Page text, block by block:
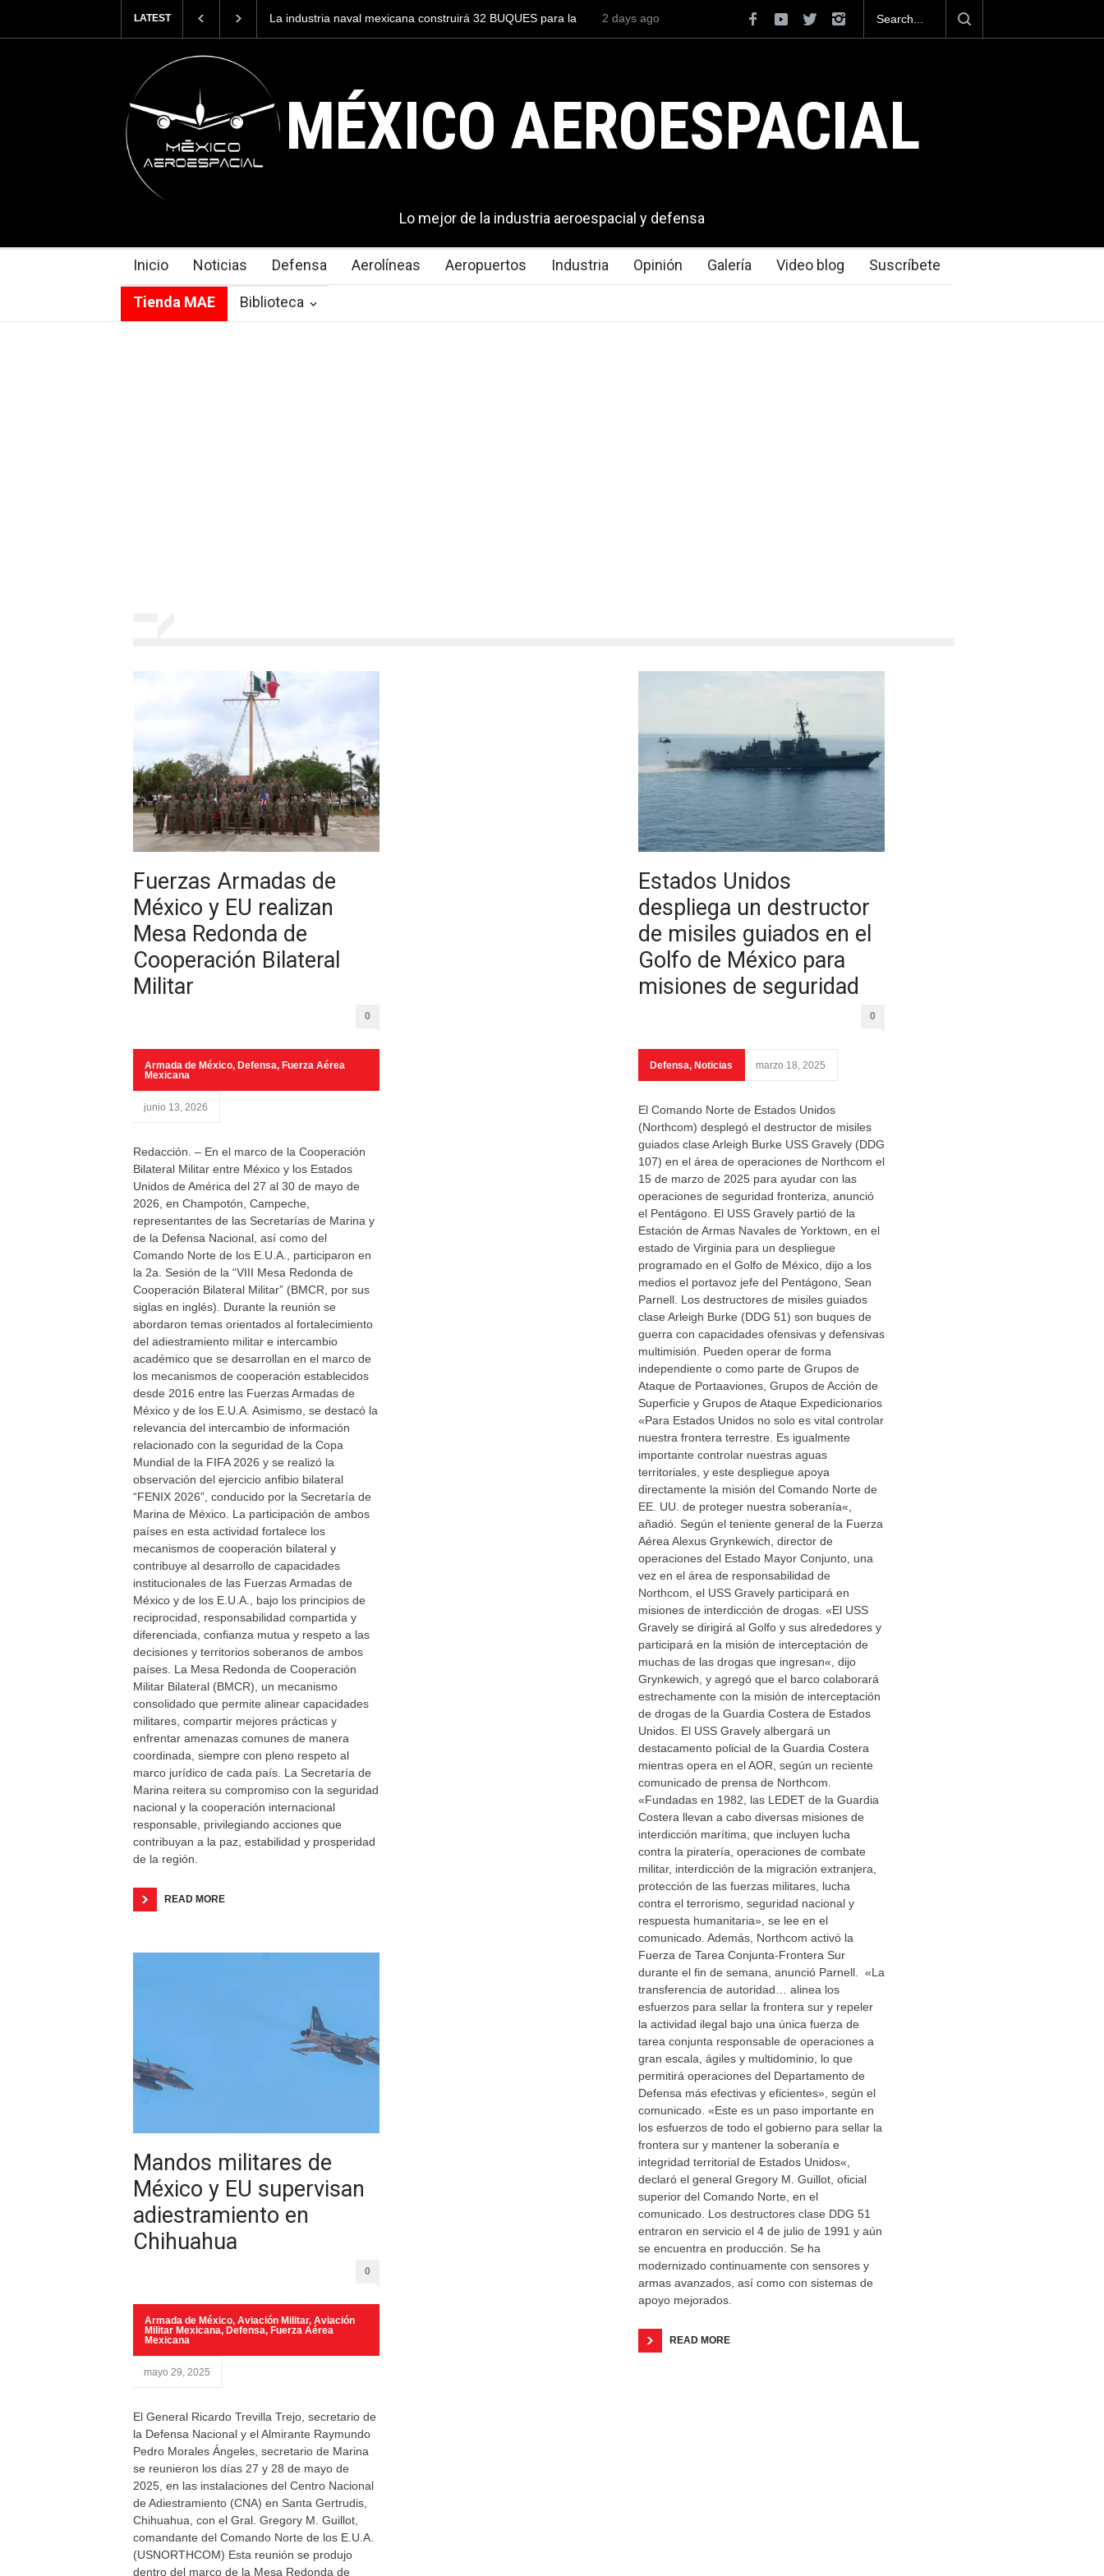
LATEST
naval mexicana construirá 32 BUQUES para la
Entrenar a un piloto para volar los nuevos C-130J mexicanos
México se posiciona como el cuarto exportador aeroespacial
del mundo, al superar los 13,600 millones de dólares en
exportaciones en el 2025.
2 days ago
MÉXICO AEROESPACIAL
Lo mejor de la industria aeroespacial y defensa
Inicio Noticias Defensa Aerolíneas Aeropuertos Industria Opinión Galería Video blog Suscríbete
Tienda MAE Biblioteca
Fuerzas Armadas de
México y EU realizan
Mesa Redonda de
Cooperación Bilateral
Militar
0
Armada de México, Defensa, Fuerza Aérea
Mexicana
junio 13, 2026
Redacción. – En el marco de la Cooperación
Bilateral Militar entre México y los Estados
Unidos de América del 27 al 30 de mayo de
2026, en Champotón, Campeche,
representantes de las Secretarías de Marina y
de la Defensa Nacional, así como del
Comando Norte de los E.U.A., participaron en
la 2a. Sesión de la “VIII Mesa Redonda de
Cooperación Bilateral Militar” (BMCR, por sus
siglas en inglés). Durante la reunión se
abordaron temas orientados al fortalecimiento
del adiestramiento militar e intercambio
académico que se desarrollan en el marco de
los mecanismos de cooperación establecidos
desde 2016 entre las Fuerzas Armadas de
México y de los E.U.A. Asimismo, se destacó la
relevancia del intercambio de información
relacionado con la seguridad de la Copa
Mundial de la FIFA 2026 y se realizó la
observación del ejercicio anfibio bilateral
“FENIX 2026”, conducido por la Secretaría de
Marina de México. La participación de ambos
países en esta actividad fortalece los
mecanismos de cooperación bilateral y
contribuye al desarrollo de capacidades
institucionales de las Fuerzas Armadas de
México y de los E.U.A., bajo los principios de
reciprocidad, responsabilidad compartida y
diferenciada, confianza mutua y respeto a las
decisiones y territorios soberanos de ambos
países. La Mesa Redonda de Cooperación
Militar Bilateral (BMCR), un mecanismo
consolidado que permite alinear capacidades
militares, compartir mejores prácticas y
enfrentar amenazas comunes de manera
coordinada, siempre con pleno respeto al
marco jurídico de cada país. La Secretaría de
Marina reitera su compromiso con la seguridad
nacional y la cooperación internacional
responsable, privilegiando acciones que
contribuyan a la paz, estabilidad y prosperidad
de la región.
READ MORE
Mandos militares de
México y EU supervisan
adiestramiento en
Chihuahua
0
Armada de México, Aviación Militar, Aviación
Militar Mexicana, Defensa, Fuerza Aérea
Mexicana
mayo 29, 2025
El General Ricardo Trevilla Trejo, secretario de
la Defensa Nacional y el Almirante Raymundo
Pedro Morales Ángeles, secretario de Marina
se reunieron los días 27 y 28 de mayo de
2025, en las instalaciones del Centro Nacional
de Adiestramiento (CNA) en Santa Gertrudis,
Chihuahua, con el Gral. Gregory M. Guillot,
comandante del Comando Norte de los E.U.A.
(USNORTHCOM) Esta reunión se produjo
dentro del marco de la Mesa Redonda de
Estados Unidos
despliega un destructor
de misiles guiados en el
Golfo de México para
misiones de seguridad
0
Defensa, Noticias marzo 18, 2025
El Comando Norte de Estados Unidos
(Northcom) desplegó el destructor de misiles
guiados clase Arleigh Burke USS Gravely (DDG
107) en el área de operaciones de Northcom el
15 de marzo de 2025 para ayudar con las
operaciones de seguridad fronteriza, anunció
el Pentágono. El USS Gravely partió de la
Estación de Armas Navales de Yorktown, en el
estado de Virginia para un despliegue
programado en el Golfo de México, dijo a los
medios el portavoz jefe del Pentágono, Sean
Parnell. Los destructores de misiles guiados
clase Arleigh Burke (DDG 51) son buques de
guerra con capacidades ofensivas y defensivas
multimisión. Pueden operar de forma
independiente o como parte de Grupos de
Ataque de Portaaviones, Grupos de Acción de
Superficie y Grupos de Ataque Expedicionarios
«Para Estados Unidos no solo es vital controlar
nuestra frontera terrestre. Es igualmente
importante controlar nuestras aguas
territoriales, y este despliegue apoya
directamente la misión del Comando Norte de
EE. UU. de proteger nuestra soberanía«,
añadió. Según el teniente general de la Fuerza
Aérea Alexus Grynkewich, director de
operaciones del Estado Mayor Conjunto, una
vez en el área de responsabilidad de
Northcom, el USS Gravely participará en
misiones de interdicción de drogas. «El USS
Gravely se dirigirá al Golfo y sus alrededores y
participará en la misión de interceptación de
muchas de las drogas que ingresan«, dijo
Grynkewich, y agregó que el barco colaborará
estrechamente con la misión de interceptación
de drogas de la Guardia Costera de Estados
Unidos. El USS Gravely albergará un
destacamento policial de la Guardia Costera
mientras opera en el AOR, según un reciente
comunicado de prensa de Northcom.
«Fundadas en 1982, las LEDET de la Guardia
Costera llevan a cabo diversas misiones de
interdicción marítima, que incluyen lucha
contra la piratería, operaciones de combate
militar, interdicción de la migración extranjera,
protección de las fuerzas militares, lucha
contra el terrorismo, seguridad nacional y
respuesta humanitaria», se lee en el
comunicado. Además, Northcom activó la
Fuerza de Tarea Conjunta-Frontera Sur
durante el fin de semana, anunció Parnell. «La
transferencia de autoridad… alinea los
esfuerzos para sellar la frontera sur y repeler
la actividad ilegal bajo una única fuerza de
tarea conjunta responsable de operaciones a
gran escala, ágiles y multidominio, lo que
permitirá operaciones del Departamento de
Defensa más efectivas y eficientes», según el
comunicado. «Este es un paso importante en
los esfuerzos de todo el gobierno para sellar la
frontera sur y mantener la soberanía e
integridad territorial de Estados Unidos«,
declaró el general Gregory M. Guillot, oficial
superior del Comando Norte, en el
comunicado. Los destructores clase DDG 51
entraron en servicio el 4 de julio de 1991 y aún
se encuentra en producción. Se ha
modernizado continuamente con sensores y
armas avanzados, así como con sistemas de
apoyo mejorados.
READ MORE